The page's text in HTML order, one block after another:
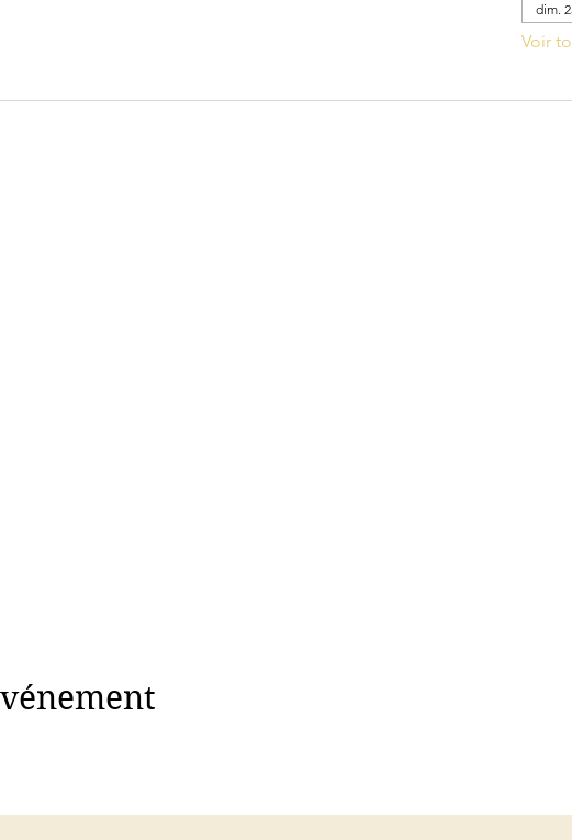
dim.
Voir